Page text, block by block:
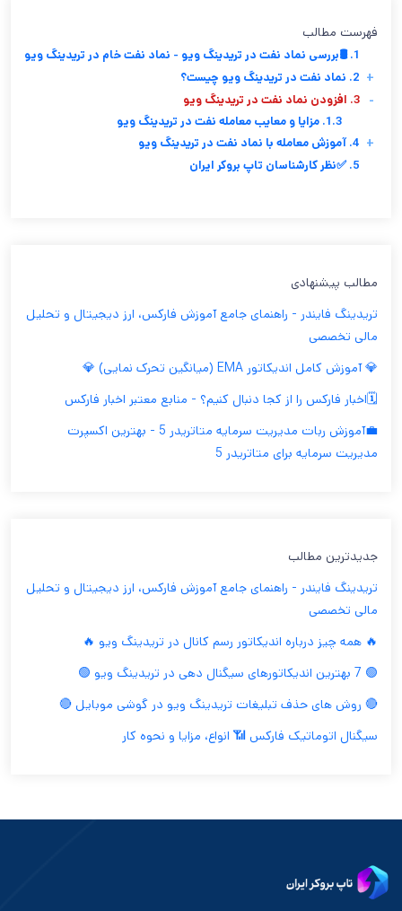
فهرست مطالب
1. 🛢️بررسی نماد نفت در تریدینگ ویو - نماد نفت خام در تریدینگ ویو
2. نماد نفت در تریدینگ ویو چیست؟ +
3. افزودن نماد نفت در تریدینگ ویو -
1.3. مزایا و معایب معامله نفت در تریدینگ ویو
4. آموزش معامله با نماد نفت در تریدینگ ویو +
5. ✅نظر کارشناسان تاپ بروکر ایران
مطالب پیشنهادی
تریدینگ فایندر - راهنمای جامع آموزش فارکس، ارز دیجیتال و تحلیل
مالی تخصصی
💎 آموزش کامل اندیکاتور EMA (میانگین تحرک نمایی) 💎
🗓️اخبار فارکس را از کجا دنبال کنیم؟ - منابع معتبر اخبار فارکس
💼آموزش ربات مدیریت سرمایه متاتریدر 5 - بهترین اکسپرت
مدیریت سرمایه برای متاتریدر 5
جدیدترین مطالب
تریدینگ فایندر - راهنمای جامع آموزش فارکس، ارز دیجیتال و تحلیل
مالی تخصصی
🔥 همه چیز درباره اندیکاتور رسم کانال در تریدینگ ویو 🔥
🟢 7 بهترین اندیکاتورهای سیگنال دهی در تریدینگ ویو 🟢
🔴 روش های حذف تبلیغات تریدینگ ویو در گوشی موبایل 🔴
سیگنال اتوماتیک فارکس 📶 انواع، مزایا و نحوه کار